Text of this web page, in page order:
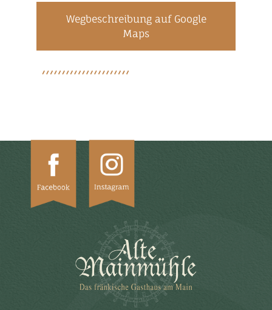
Wegbeschreibung auf Google
Maps